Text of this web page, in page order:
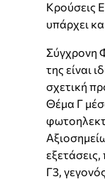
Κρούσεις
υπάρχει
Σύγχρονη
της είναι
σχετική
Θέμα Γ
Γ3,